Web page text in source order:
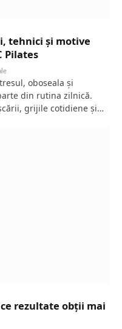
tehnici și motive
Pilates
oboseala și
din rutina zilnică.
grijile cotidiene și…
rezultate obții mai